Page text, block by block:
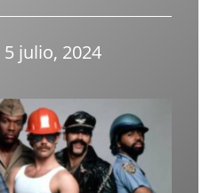
5 julio, 2024